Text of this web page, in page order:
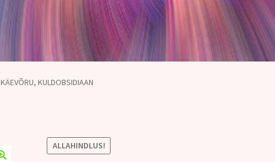
KÄEVÕRU, KULDOBSIDIAAN
ALLAHINDLUS!